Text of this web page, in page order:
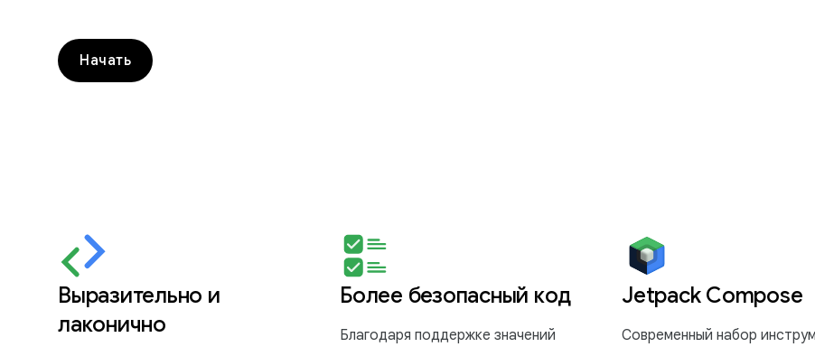
Начать
Выразительно и
лаконично
Более безопасный код
Благодаря поддержке значений
Jetpack Compose
Современный набор